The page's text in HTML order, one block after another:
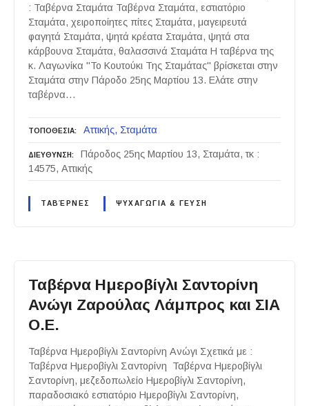
: Ταβέρνα Σταμάτα Ταβέρνα Σταμάτα, εστιατόριο
Σταμάτα, χειροποίητες πίτες Σταμάτα, μαγειρευτά
φαγητά Σταμάτα, ψητά κρέατα Σταμάτα, ψητά στα
κάρβουνα Σταμάτα, θαλασσινά Σταμάτα Η ταβέρνα της
κ. Λαγωνίκα "Το Κουτούκι Της Σταμάτας" βρίσκεται στην
Σταμάτα στην Πάροδο 25ης Μαρτίου 13. Ελάτε στην
ταβέρνα…
ΤΟΠΟΘΕΣΙΑ Αττικής Σταμάτα
ΔΙΕΥΘΥΝΣΗ
Πάροδος 25ης Μαρτίου 13, Σταμάτα, τκ :
14575, Αττικής
ΤΑΒΈΡΝΕΣ ΨΥΧΑΓΩΓΙΑ & ΓΕΥΣΗ
Ταβέρνα Ημεροβίγλι Σαντορίνη
Ανώγι Ζαρούλας Λάμπρος και ΣΙΑ
Ο.Ε.
Ταβέρνα Ημεροβίγλι Σαντορίνη Ανώγι Σχετικά με :
Ταβέρνα Ημεροβίγλι Σαντορίνη Ταβέρνα Ημεροβίγλι
Σαντορίνη, μεζεδοπωλείο Ημεροβίγλι Σαντορίνη,
παραδοσιακό εστιατόριο Ημεροβίγλι Σαντορίνη,